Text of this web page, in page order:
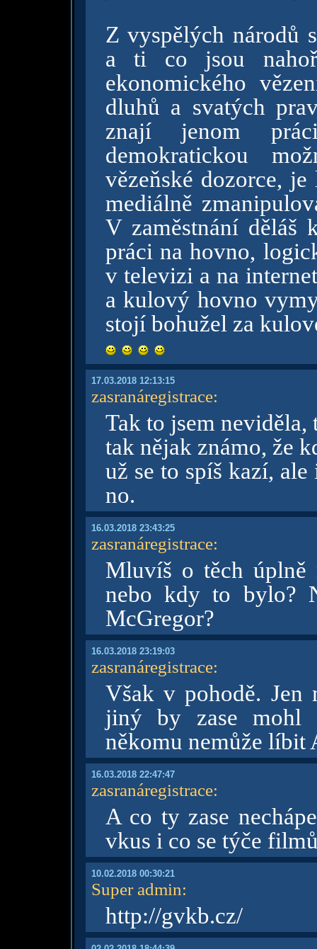
Z vyspělých národů
a ti co jsou
ekonomického
dluhů a svatých
znají jenom
demokratickou
vězeňské dozorce,
mediálně
V zaměstnání děláš
práci na hovno,
v televizi a na
a kulový hovno
stojí bohužel za
17.03.2018 12:13:15
zasranáregistrace:
Tak to jsem neviděla,
tak nějak známo, že
už se to spíš kazí,
no.
16.03.2018 23:43:25
zasranáregistrace:
Mluvíš o těch úplně
nebo kdy to bylo?
McGregor?
16.03.2018 23:19:03
zasranáregistrace:
Však v pohodě. Jen
jiný by zase mohl
někomu nemůže líbit
16.03.2018 22:47:47
zasranáregistrace:
A co ty zase
vkus i co se týče
10.02.2018 00:30:21
Super admin:
http://gvkb.cz/